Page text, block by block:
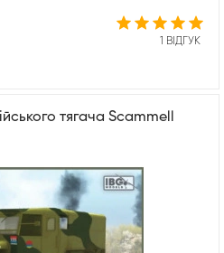
1 ВІДГУК
тягача Scammell